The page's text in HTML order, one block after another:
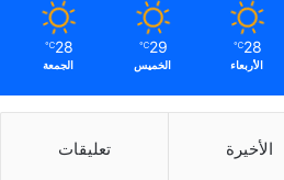
28
℃
الأربعاء
29
℃
الخميس
28
℃
الجمعة
الأخيرة تعليقات